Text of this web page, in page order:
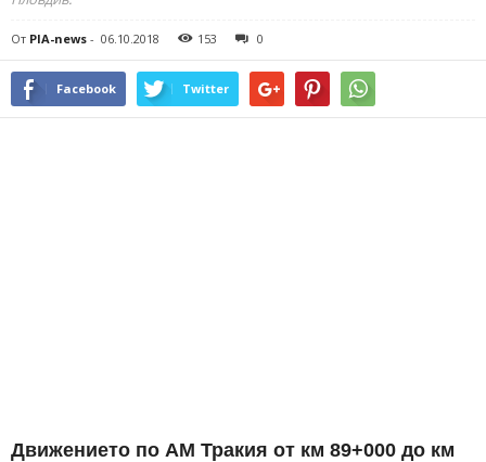
От PIA-news - 06.10.2018 153 0
Facebook Twitter
Движението по АМ Тракия от км 89+000 до км